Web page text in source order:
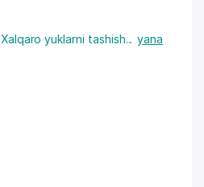
Xalqaro yuklarni tashish... yana